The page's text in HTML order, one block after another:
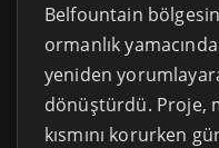
Belfountain
ormanlık
yeniden
dönüştürdü. Proje,
kısmını korurken